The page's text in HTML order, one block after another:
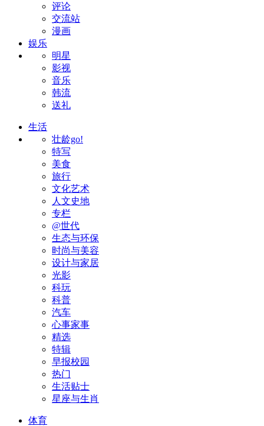
评论
交流站
漫画
娱乐
明星
影视
音乐
韩流
送礼
生活
壮龄go!
特写
美食
旅行
文化艺术
人文史地
专栏
@世代
生态与环保
时尚与美容
设计与家居
光影
科玩
科普
汽车
心事家事
精选
特辑
早报校园
热门
生活贴士
星座与生肖
体育